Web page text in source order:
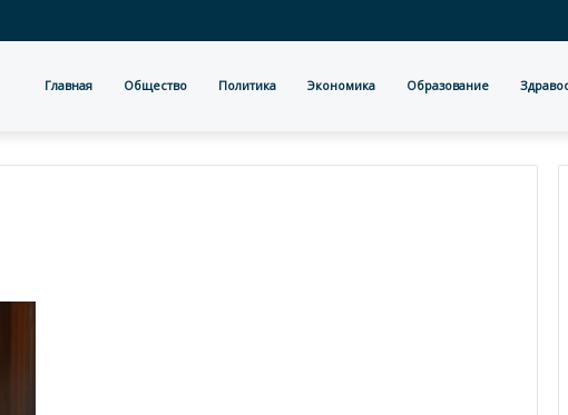
Главная Общество Политика Экономика Образование